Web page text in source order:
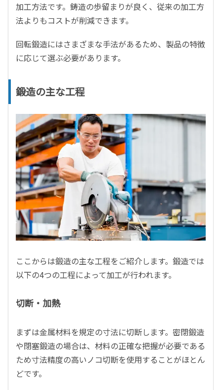
加工方法です。鋳造の歩留まりが良く、従来の加工方
法よりもコストが削減できます。
回転鍛造にはさまざまな手法があるため、製品の特徴
に応じて選ぶ必要があります。
鍛造の主な工程
ここからは鍛造の主な工程をご紹介します。鍛造では
以下の4つの工程によって加工が行われます。
切断・加熱
まずは金属材料を規定の寸法に切断します。密閉鍛造
や閉塞鍛造の場合は、材料の正確な把握が必要である
ため寸法精度の高いノコ切断を使用することがほとん
どです。